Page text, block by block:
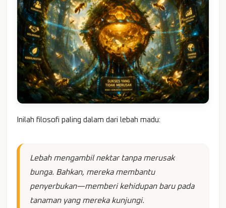
Inilah filosofi paling dalam dari lebah madu:
Lebah mengambil nektar tanpa merusak
bunga. Bahkan, mereka membantu
penyerbukan—memberi kehidupan baru pada
tanaman yang mereka kunjungi.